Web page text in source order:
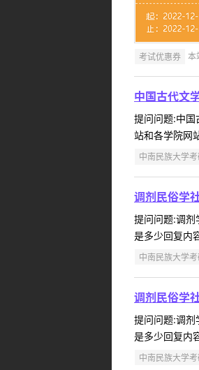
考试优惠券 本
中国古代文
提问问题:中
站和各学院网
中南民族大学
调剂民俗学
提问问题:调
是多少回复内
中南民族大学
调剂民俗学
提问问题:调
是多少回复内
中南民族大学